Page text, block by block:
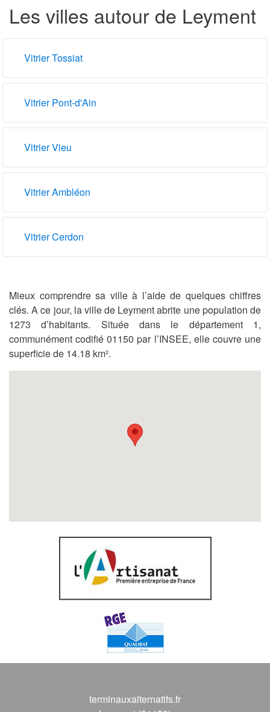
Les villes autour de Leyment
Vitrier Tossiat
Vitrier Pont-d'Ain
Vitrier Vieu
Vitrier Ambléon
Vitrier Cerdon
Mieux comprendre sa ville à l’aide de quelques chiffres
clés. A ce jour, la ville de Leyment abrite une population de
1273 d’habitants. Située dans le département 1,
communément codifié 01150 par l’INSEE, elle couvre une
superficie de 14.18 km².
terminauxalternatifs.fr